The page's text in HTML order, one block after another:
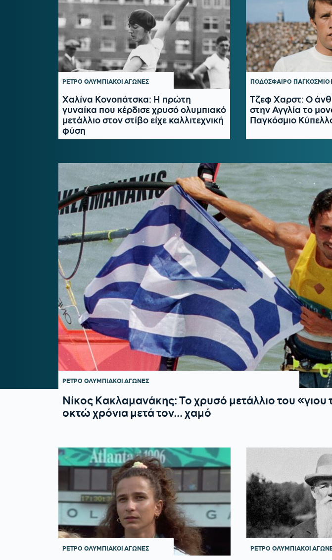
ΡΕΤΡΟ ΟΛΥΜΠΙΑΚΟΙ ΑΓΩΝΕΣ
Χαλίνα Κονοπάτσκα: Η πρώτη
γυναίκα που κέρδισε χρυσό ολυμπιακό
μετάλλιο στον στίβο είχε καλλιτεχνική
φύση
ΠΟΔΟΣΦΑΙΡΟ ΠΑΓΚΟΣΜΙΟ
Τζεφ Χαρστ: Ο
στην Αγγλία το
Παγκόσμιο
ΡΕΤΡΟ ΟΛΥΜΠΙΑΚΟΙ ΑΓΩΝΕΣ
Νίκος Κακλαμανάκης: Το χρυσό μετάλλιο του «γιου
οκτώ χρόνια μετά τον... χαμό
ΡΕΤΡΟ ΟΛΥΜΠΙΑΚΟΙ ΑΓΩΝΕΣ ΡΕΤΡΟ ΟΛΥΜΠΙΑΚΟΙ